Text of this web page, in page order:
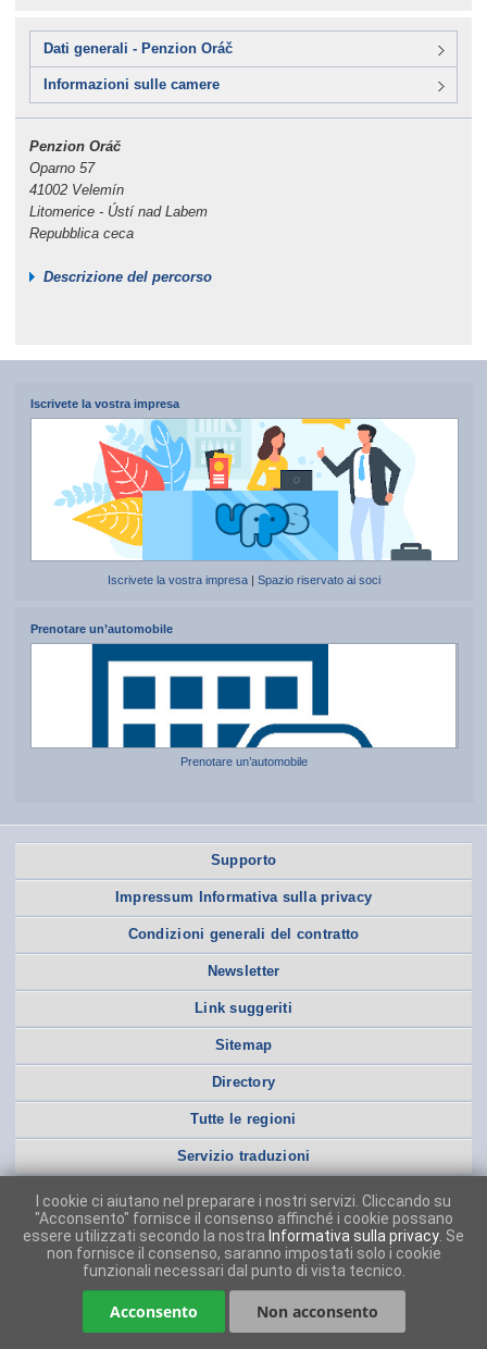
Dati generali - Penzion Oráč
Informazioni sulle camere
Penzion Oráč
Oparno 57
41002 Velemín
Litomerice - Ústí nad Labem
Repubblica ceca
Descrizione del percorso
Iscrivete la vostra impresa
Iscrivete la vostra impresa |Spazio riservato ai soci
Prenotare un’automobile
Prenotare un’automobile
Supporto
Impressum Informativa sulla privacy
Condizioni generali del contratto
Newsletter
Link suggeriti
Sitemap
Directory
Tutte le regioni
Servizio traduzioni
I cookie ci aiutano nel preparare i nostri servizi. Cliccando su
"Acconsento" fornisce il consenso affinché i cookie possano
essere utilizzati secondo la nostra Informativa sulla privacy . Se
non fornisce il consenso, saranno impostati solo i cookie
funzionali necessari dal punto di vista tecnico.